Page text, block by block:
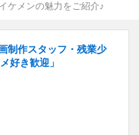
ケメンの魅力をご紹介♪
制作スタッフ・残業少
好き歓迎」